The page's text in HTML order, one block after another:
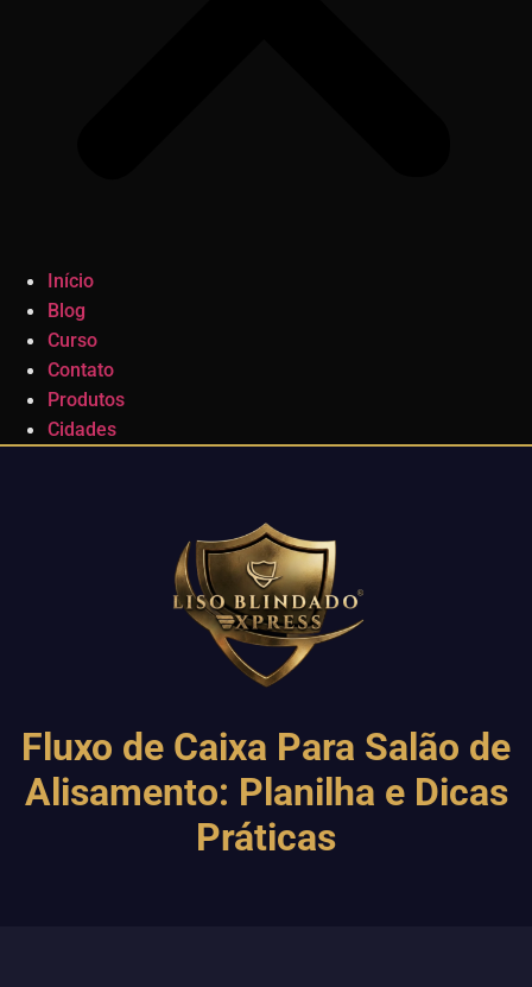
Início
Blog
Curso
Contato
Produtos
Cidades
Fluxo de Caixa Para Salão de
Alisamento: Planilha e Dicas
Práticas